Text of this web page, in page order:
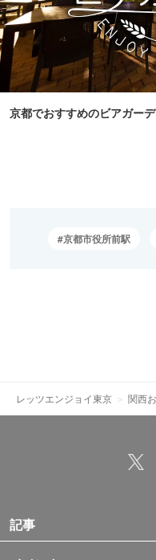
京都でおすすめのビアガー
京都市役所前駅
レッツエンジョイ東京 関西
記事